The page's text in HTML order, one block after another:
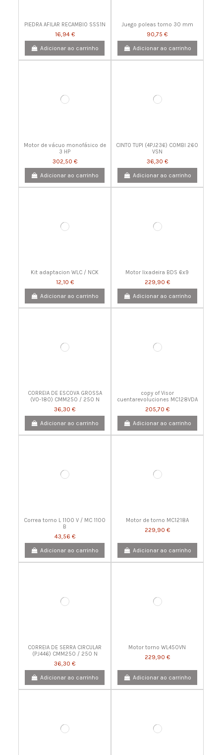
PIEDRA AFILAR RECAMBIO SSS1N
16,94 €
Adicionar ao carrinho
Juego poleas torno 30 mm
90,75 €
Adicionar ao carrinho
Motor de vácuo monofásico de
3 HP
302,50 €
Adicionar ao carrinho
CINTO TUPI (4PJ236) COMBI 260
VSN
36,30 €
Adicionar ao carrinho
Kit adaptacion WLC / NCK
12,10 €
Adicionar ao carrinho
Motor lixadeira BDS 6x9
229,90 €
Adicionar ao carrinho
CORREIA DE ESCOVA GROSSA
(V0-180) CMM250 / 250 N
36,30 €
Adicionar ao carrinho
copy of Visor
cuentarevoluciones MC128VDA
205,70 €
Adicionar ao carrinho
Correa torno L 1100 V / MC 1100
B
43,56 €
Adicionar ao carrinho
Motor de torno MC1218A
229,90 €
Adicionar ao carrinho
CORREIA DE SERRA CIRCULAR
(PJ446) CMM250 / 250 N
36,30 €
Adicionar ao carrinho
Motor torno WL450VN
229,90 €
Adicionar ao carrinho